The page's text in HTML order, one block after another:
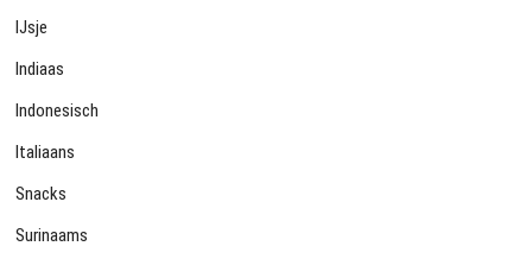
IJsje
Indiaas
Indonesisch
Italiaans
Snacks
Surinaams